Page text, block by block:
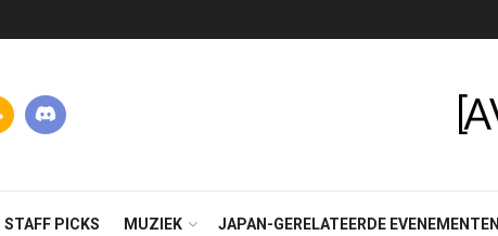
STAFF PICKS MUZIEK JAPAN-GERELATEERDE EVENEMENTEN